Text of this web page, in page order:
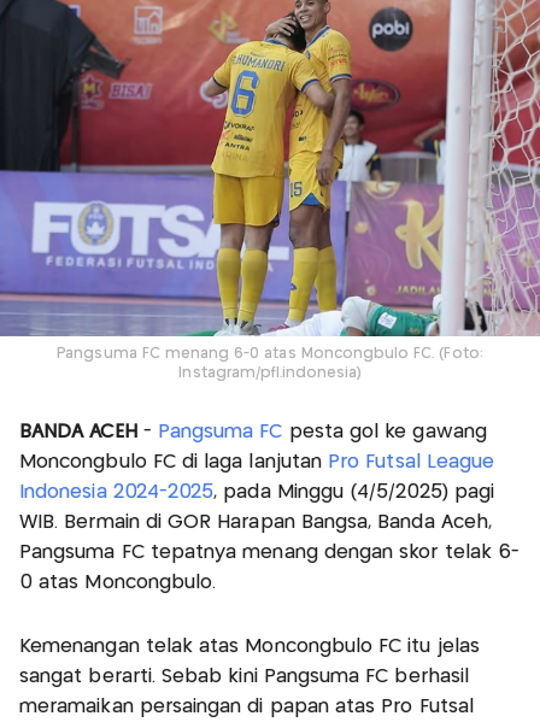
Pangsuma FC menang 6-0 atas Moncongbulo FC. (Foto:
Instagram/pfl.indonesia)
BANDA ACEH - Pangsuma FC pesta gol ke gawang
Moncongbulo FC di laga lanjutan Pro Futsal League
Indonesia 2024-2025, pada Minggu (4/5/2025) pagi
WIB. Bermain di GOR Harapan Bangsa, Banda Aceh,
Pangsuma FC tepatnya menang dengan skor telak 6-
0 atas Moncongbulo.
Kemenangan telak atas Moncongbulo FC itu jelas
sangat berarti. Sebab kini Pangsuma FC berhasil
meramaikan persaingan di papan atas Pro Futsal